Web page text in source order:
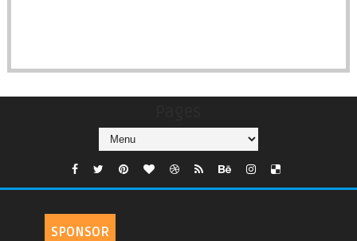
SPONSOR